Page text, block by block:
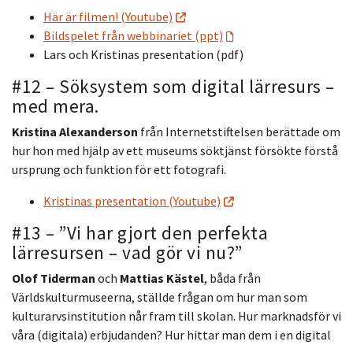
Här är filmen! (Youtube)
Bildspelet från webbinariet (ppt)
Lars och Kristinas presentation (pdf)
#12 – Söksystem som digital lärresurs –
med mera.
Kristina Alexanderson från Internetstiftelsen berättade om
hur hon med hjälp av ett museums söktjänst försökte förstå
ursprung och funktion för ett fotografi.
Kristinas presentation (Youtube)
#13 – ”Vi har gjort den perfekta
lärresursen – vad gör vi nu?”
Olof Tiderman och Mattias Kästel, båda från
Världskulturmuseerna, ställde frågan om hur man som
kulturarvsinstitution når fram till skolan. Hur marknadsför vi
våra (digitala) erbjudanden? Hur hittar man dem i en digital